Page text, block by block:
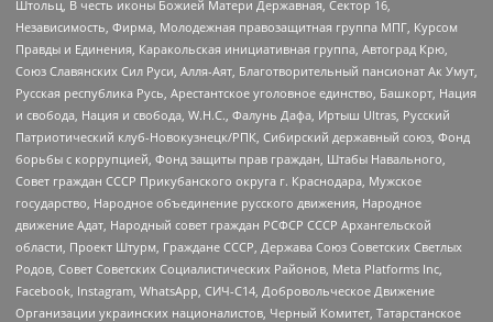
Штольц, В честь иконы Божией Матери Державная, Сектор 16,
Независимость, Фирма, Молодежная правозащитная группа МПГ, Курсом
Правды и Единения, Каракольская инициативная группа, Автоград Крю,
Союз Славянских Сил Руси, Алля-Аят, Благотворительный пансионат Ак Умут,
Русская республика Русь, Арестантское уголовное единство, Башкорт, Нация
и свобода, Нация и свобода, W.H.С., Фалунь Дафа, Иртыш Ultras, Русский
Патриотический клуб-Новокузнецк/РПК, Сибирский державный союз, Фонд
борьбы с коррупцией, Фонд защиты прав граждан, Штабы Навального,
Совет граждан СССР Прикубанского округа г. Краснодара, Мужское
государство, Народное объединение русского движения, Народное
движение Адат, Народный совет граждан РСФСР СССР Архангельской
области, Проект Штурм, Граждане СССР, Держава Союз Советских Светлых
Родов, Совет Советских Социалистических Районов, Meta Platforms Inc,
Facebook, Instagram, WhatsApp, СИЧ-С14, Добровольческое Движение
Организации украинских националистов, Черный Комитет, Татарстанское